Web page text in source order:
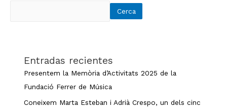
Cerca
Entradas recientes
Presentem la Memòria d’Activitats 2025 de la
Fundació Ferrer de Música
Coneixem Marta Esteban i Adrià Crespo, un dels cinc